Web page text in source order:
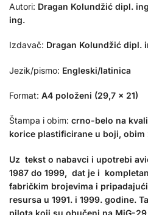
Autori: Dragan Kolundžić dipl.
ing.
Izdavač: Dragan Kolundžić dipl.
Jezik/pismo: Engleski/latinica
Format: A4 položeni (29,7 x 21)
Štampa i obim: crno-belo na
korice plastificirane u boji, obim
Uz tekst o nabavci i upotrebi
1987 do 1999, dat je i
fabričkim brojevima i
resursa u 1991. i 1999. godine.
pilota koji su obučeni na MiG-29